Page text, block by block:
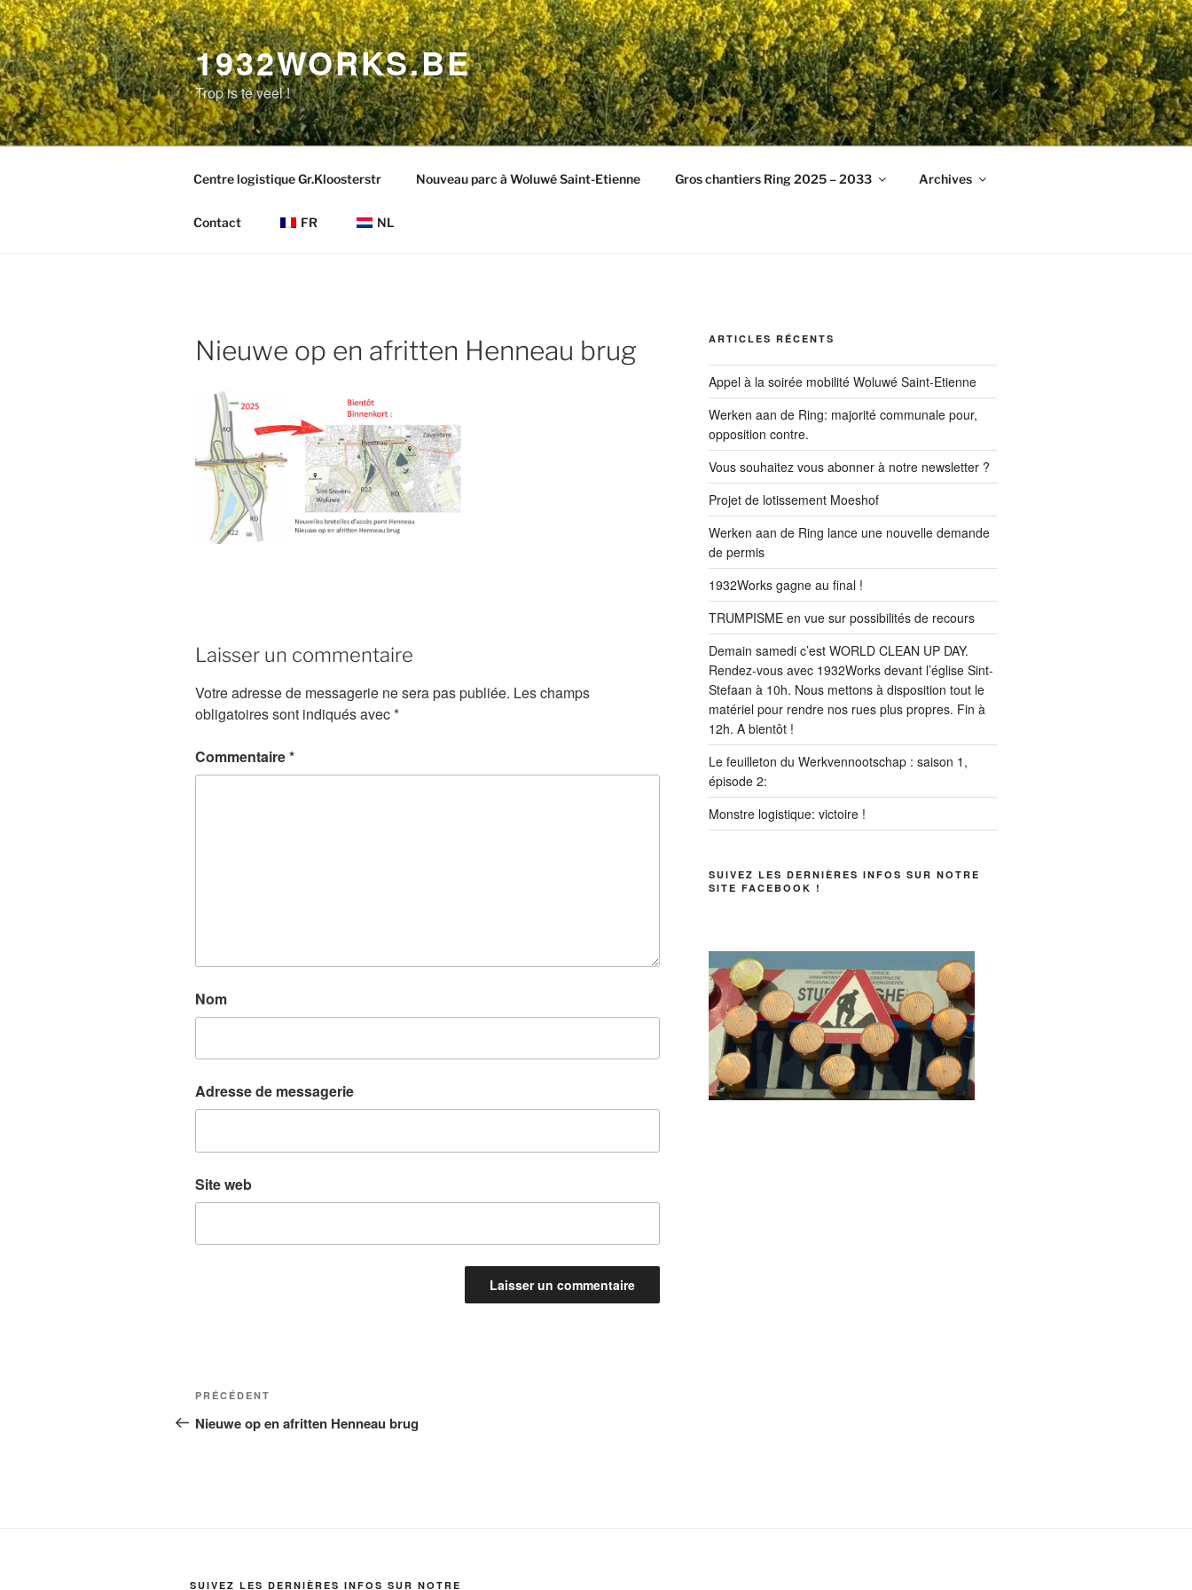
Aller
au
contenu
principal
1932WORKS.BE
Trop is te veel !
Centre logistique Gr.Kloosterstr Nouveau parc à Woluwé Saint-Etienne Gros chantiers Ring 2025 – 2033 Archives
Contact FR NL
Nieuwe op en afritten Henneau brug
Laisser un commentaire
Votre adresse de messagerie ne sera pas publiée. Les champs
obligatoires sont indiqués avec*
Commentaire*
Nom
Adresse de messagerie
Site web
Navigation
de
Article
précédent
PRÉCÉDENT
Nieuwe op en afritten Henneau brug
ARTICLES RÉCENTS
Appel à la soirée mobilité Woluwé Saint-Etienne
Werken aan de Ring: majorité communale pour,
opposition contre.
Vous souhaitez vous abonner à notre newsletter ?
Projet de lotissement Moeshof
Werken aan de Ring lance une nouvelle demande
de permis
1932Works gagne au final !
TRUMPISME en vue sur possibilités de recours
Demain samedi c’est WORLD CLEAN UP DAY.
Rendez-vous avec 1932Works devant l’église Sint-
Stefaan à 10h. Nous mettons à disposition tout le
matériel pour rendre nos rues plus propres. Fin à
12h. A bientôt !
Le feuilleton du Werkvennootschap : saison 1,
épisode 2:
Monstre logistique: victoire !
SUIVEZ LES DERNIÈRES INFOS SUR NOTRE
SITE FACEBOOK !
SUIVEZ LES DERNIÈRES INFOS SUR NOTRE